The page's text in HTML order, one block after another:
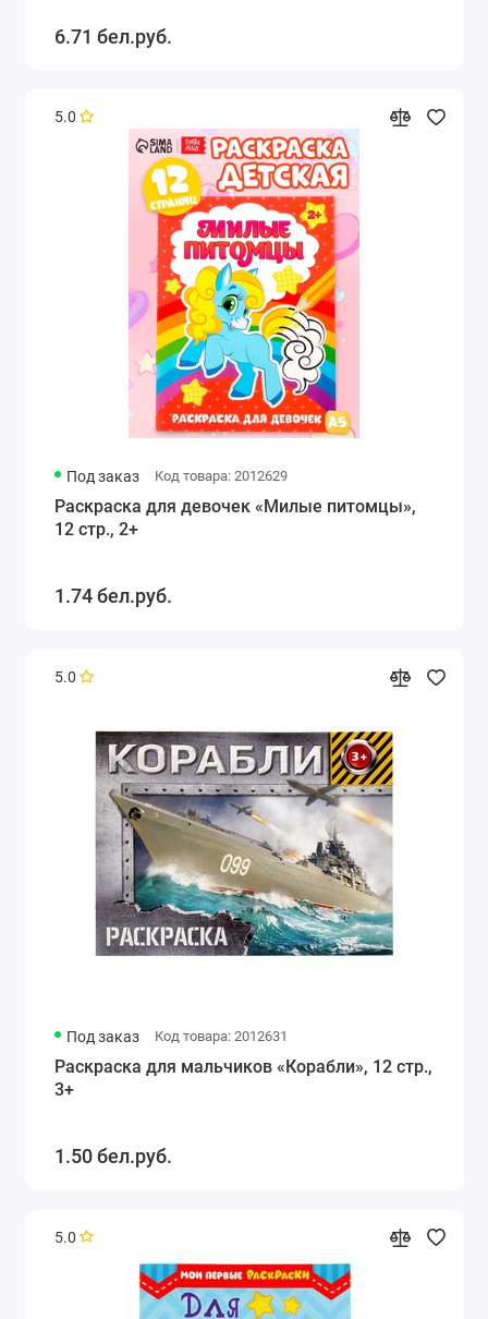
6.71 бел.руб.
5.0
Под заказ Код товара: 2012629
Раскраска для девочек «Милые питомцы»,
12 стр., 2+
1.74 бел.руб.
5.0
Под заказ Код товара: 2012631
Раскраска для мальчиков «Корабли», 12 стр.,
3+
1.50 бел.руб.
5.0